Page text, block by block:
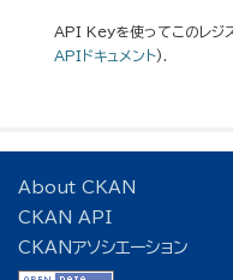
API Keyを使ってこのレジ
APIドキュメント).
About CKAN
CKAN API
CKANアソシエーション